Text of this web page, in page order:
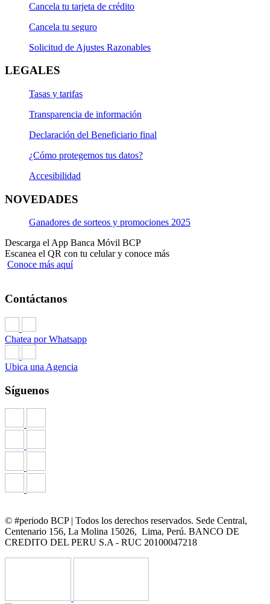
Cancela tu tarjeta de crédito
Cancela tu seguro
Solicitud de Ajustes Razonables
LEGALES
Tasas y tarifas
Transparencia de información
Declaración del Beneficiario final
¿Cómo protegemos tus datos?
Accesibilidad
NOVEDADES
Ganadores de sorteos y promociones 2025
Descarga el App Banca Móvil BCP
Escanea el QR con tu celular y conoce más
Conoce más aquí
Contáctanos
Chatea por Whatsapp
Ubica una Agencia
Síguenos
© #periodo BCP | Todos los derechos reservados. Sede Central,
Centenario 156, La Molina 15026, Lima, Perú. BANCO DE
CREDITO DEL PERU S.A - RUC 20100047218